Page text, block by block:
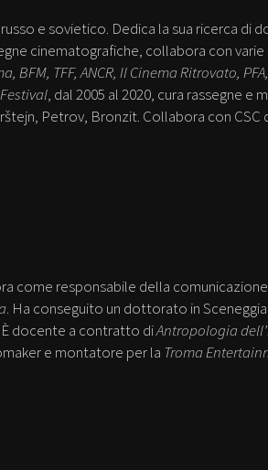
e sovietico. Dedica la sua ricerca di
cinematografiche, collabora con
BFM, TFF, ANCR, Il Cinema Ritrovato,
, dal 2005 al 2020, cura rassegne e
Petrov, Bronzit. Collabora con CSC
come responsabile della
. Ha conseguito un dottorato in
È docente a contratto diAntropologia
e montatore per la Troma